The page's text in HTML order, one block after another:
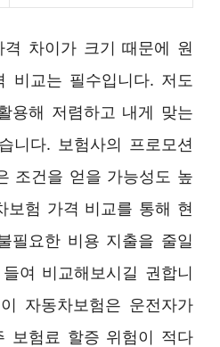
격 차이가 크기 때문에 원
비교는 필수입니다. 저도
용해 저렴하고 내게 맞는
니다. 보험사의 프로모션
조건을 얻을 가능성도 높
보험 가격 비교를 통해 현
필요한 비용 지출을 줄일
여 비교해보시길 권합니
자동차보험은 운전자가
보험료 할증 위험이 적다